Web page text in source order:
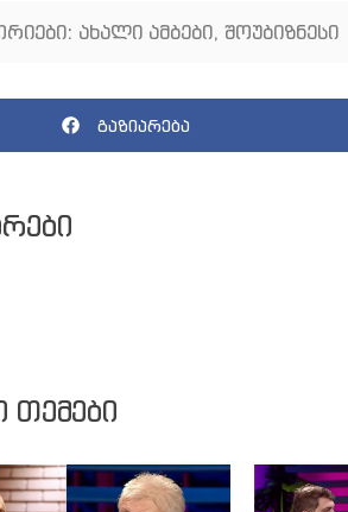
ახალი ამბები, შოუბიზნესი
გაზიარება
თემები